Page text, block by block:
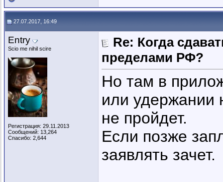
27.07.2017, 16:49
Entry
Scio me nihil scire
Регистрация: 29.11.2013
Сообщений: 13,264
Спасибо: 2,644
Re: Когда
пределами РФ?
Но там в
или удержании
не пройдет.
Если позже
заявлять зачет.